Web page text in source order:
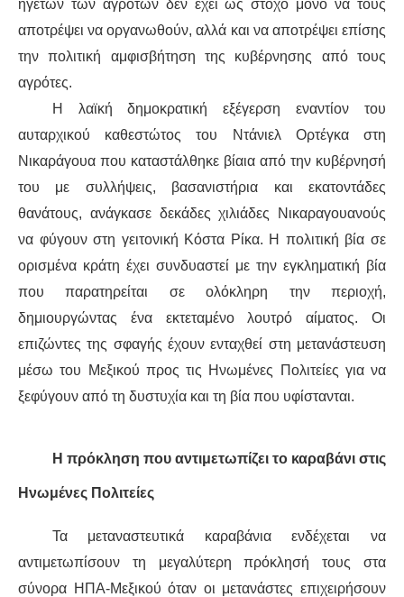
ηγετών των αγροτών δεν έχει ως στόχο μόνο να τους
αποτρέψει να οργανωθούν, αλλά και να αποτρέψειεπίσης
την πολιτική αμφισβήτηση της κυβέρνησης από τους
αγρότες.
Η
λαϊκή δημοκρατική εξέγερση εναντίον του
αυταρχικού καθεστώτος του Ντάνιελ Ορτέγκα στη
Νικαράγουα που καταστάλθηκε βίαια από την κυβέρνησή
του με συλλήψεις, βασανιστήρια και εκατοντάδες
θανάτους, ανάγκασεδεκάδες χιλιάδες Νικαραγουανούς
να φύγουν στη γειτονική Κόστα Ρίκα. Η πολιτική βία σε
ορισμένα κράτη έχει συνδυαστεί με την εγκληματική βία
πουπαρατηρείται σε ολόκληρη την περιοχή,
δημιουργώντας έναεκτεταμένολουτρό αίματος. Οι
επιζώντες της σφαγής έχουν ενταχθεί στη μετανάστευση
μέσω του Μεξικού προς τις Ηνωμένες Πολιτείες για να
ξεφύγουν από τη δυστυχία και τη βία που υφίστανται.
Η πρόκληση που αντιμετωπίζει το καραβάνιστις
Ηνωμένες Πολιτείες
Τα μεταναστευτικά καραβάνιαενδέχεται να
αντιμετωπίσουν τη μεγαλύτερη πρόκλησή τους στα
σύνορα ΗΠΑ-Μεξικού όταν οι μετανάστες επιχειρήσουν